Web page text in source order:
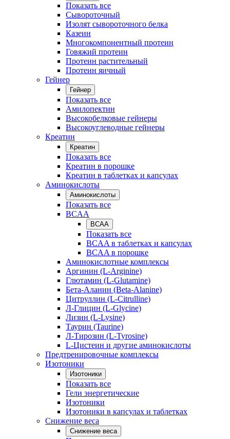
Показать все
Сывороточный
Изолят сывороточного белка
Казеин
Многокомпонентный протеин
Говяжий протеин
Протеин растительный
Протеин яичный
Гейнер
Гейнер
Показать все
Амилопектин
Высокобелковые гейнеры
Высокоуглеводные гейнеры
Креатин
Креатин
Показать все
Креатин в порошке
Креатин в таблетках и капсулах
Аминокислоты
Аминокислоты
Показать все
BCAA
BCAA
Показать все
BCAA в таблетках и капсулах
BCAA в порошке
Аминокислотные комплексы
Аргинин (L-Arginine)
Глютамин (L-Glutamine)
Бета-Аланин (Beta-Alanine)
Цитруллин (L-Citrulline)
Л-Глицин (L-Glycine)
Лизин (L-Lysine)
Таурин (Taurine)
Л-Тирозин (L-Tyrosine)
L-Цистеин и другие аминокислоты
Предтренировочные комплексы
Изотоники
Изотоники
Показать все
Гели энергетические
Изотоники
Изотоники в капсулах и таблетках
Снижение веса
Снижение веса